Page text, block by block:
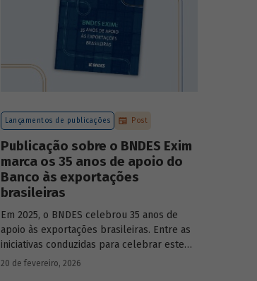
Lançamentos de publicações Post
Publicação sobre o BNDES Exim
marca os 35 anos de apoio do
Banco às exportações
brasileiras
Em 2025, o BNDES celebrou 35 anos de
apoio às exportações brasileiras. Entre as
iniciativas conduzidas para celebrar este
marco, relevante tanto para a instituição
20 de fevereiro, 2026